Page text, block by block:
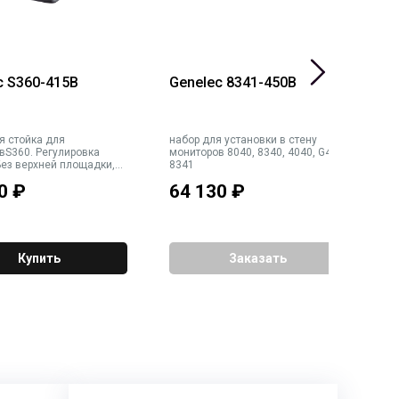
S360-415B
стойка для
Регулировка
верхней площадки,
₽
Купить
Genelec 8341-450B
набор для установки в стену
мониторов 8040, 8340, 4040, G4,
8341
64 130 ₽
Заказать